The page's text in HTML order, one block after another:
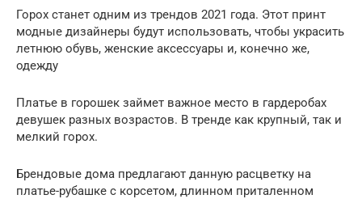
Горох станет одним из трендов 2021 года. Этот принт
модные дизайнеры будут использовать, чтобы украсить
летнюю обувь, женские аксессуары и, конечно же,
одежду
Платье в горошек займет важное место в гардеробах
девушек разных возрастов. В тренде как крупный, так и
мелкий горох.
Брендовые дома предлагают данную расцветку на
платье-рубашке с корсетом, длинном приталенном